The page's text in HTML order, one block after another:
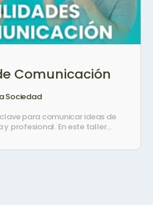
Comunicación
Sociedad
para comunicar ideas de
profesional. En este taller
herramientas de